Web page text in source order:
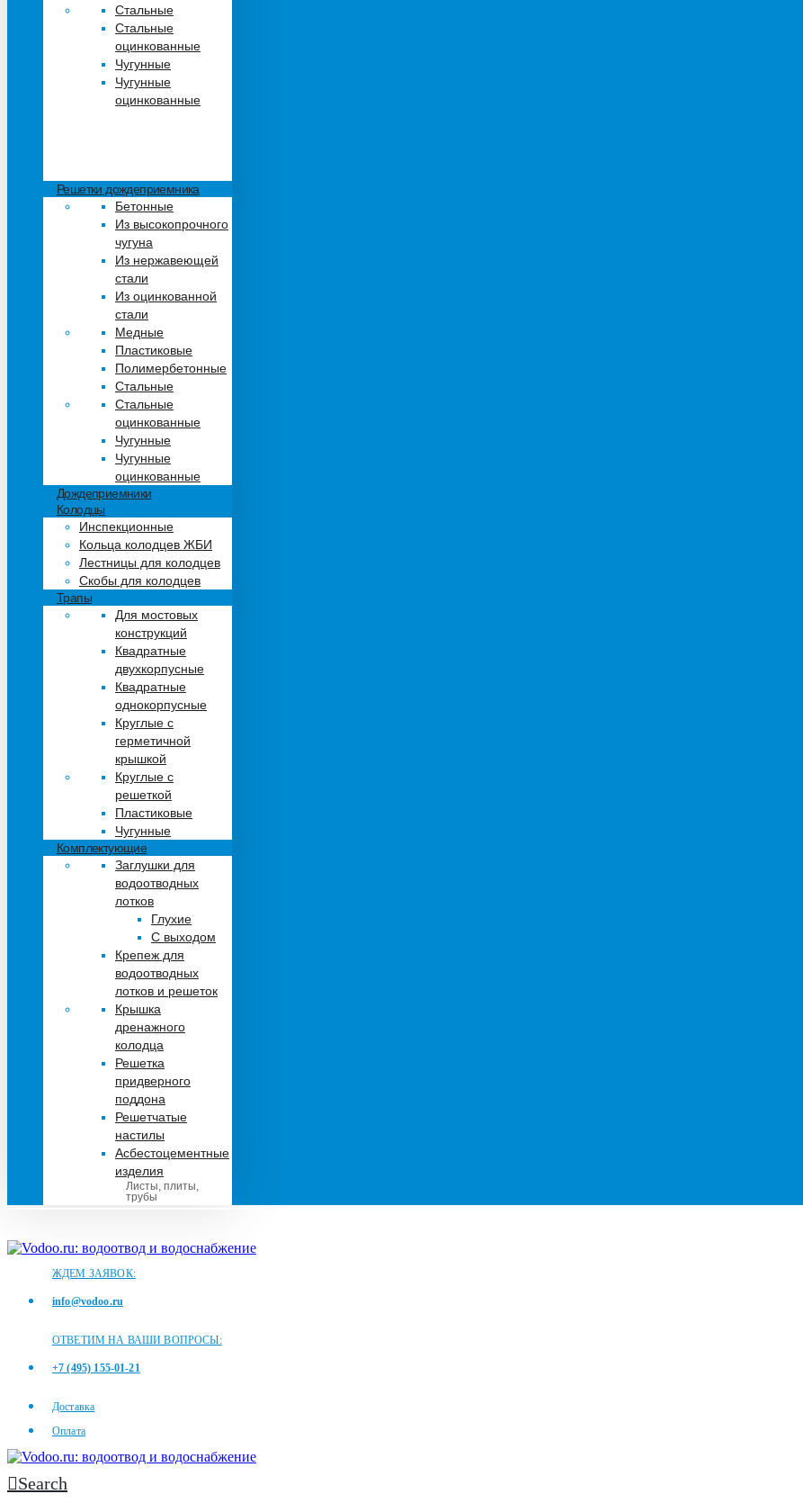
Стальные
Стальные
оцинкованные
Чугунные
Чугунные
оцинкованные
Решетки дождеприемника
Бетонные
Из высокопрочного
чугуна
Из нержавеющей
стали
Из оцинкованной
стали
Медные
Пластиковые
Полимербетонные
Стальные
Стальные
оцинкованные
Чугунные
Чугунные
оцинкованные
Дождеприемники
Колодцы
Инспекционные
Кольца колодцев ЖБИ
Лестницы для колодцев
Скобы для колодцев
Трапы
Для мостовых
конструкций
Квадратные
двухкорпусные
Квадратные
однокорпусные
Круглые с
герметичной
крышкой
Круглые с
решеткой
Пластиковые
Чугунные
Комплектующие
Заглушки для
водоотводных
лотков
Глухие
С выходом
Крепеж для
водоотводных
лотков и решеток
Крышка
дренажного
колодца
Решетка
придверного
поддона
Решетчатые
настилы
Асбестоцементные
изделия
Листы, плиты,
трубы
ЖДЕМ ЗАЯВОК:
info@vodoo.ru
ОТВЕТИМ НА ВАШИ ВОПРОСЫ:
+7 (495) 155-01-21
Доставка
Оплата
Search